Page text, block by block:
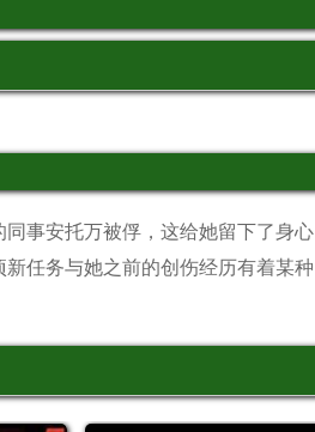
事安托万被俘，这给她留下了身心
任务与她之前的创伤经历有着某种